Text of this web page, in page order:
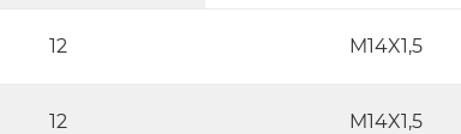
12 M14X1,5
12 M14X1,5